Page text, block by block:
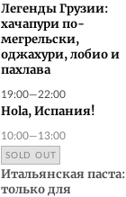
Легенды Грузии:
хачапури по-
мегрельски,
оджахури, лобио и
пахлава
19:00—22:00
Hola, Испания!
10:00—13:00
SOLD OUT
Итальянская паста:
только для